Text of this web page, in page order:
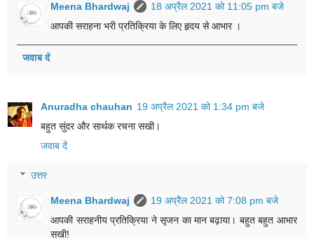
Meena Bhardwaj
18 अप्रैल 2021 को 11:05 pm बजे
आपकी सराहना भरी प्रतिक्रिया के लिए हृदय से आभार ।
जवाब दें
Anuradha chauhan 19 अप्रैल 2021 को 1:34 pm बजे
बहुत सुंदर और सार्थक रचना सखी।
जवाब दें
उत्तर
Meena Bhardwaj
19 अप्रैल 2021 को 7:08 pm बजे
आपकी सराहनीय प्रतिक्रिया ने सृजन का मान बढ़ाया। बहुत बहुत आभार
सखी!